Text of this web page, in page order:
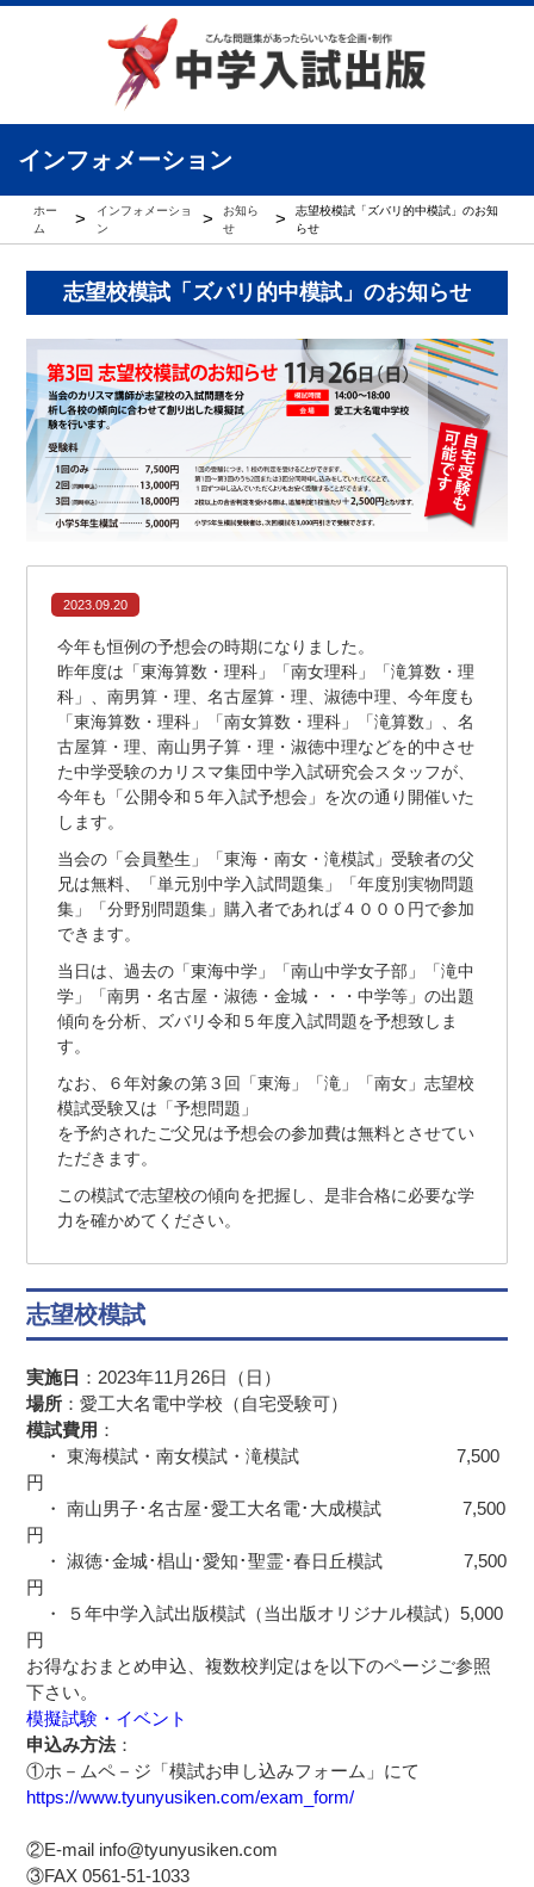
インフォメーション
ホー
ム
>
インフォメーショ
ン
>
お知ら
せ
>
志望校模試「ズバリ的中模試」のお知
らせ
志望校模試「ズバリ的中模試」のお知らせ
2023.09.20
今年も恒例の予想会の時期になりました。
昨年度は「東海算数・理科」「南女理科」「滝算数・理
科」、南男算・理、名古屋算・理、淑徳中理、今年度も
「東海算数・理科」「南女算数・理科」「滝算数」、名
古屋算・理、南山男子算・理・淑徳中理などを的中させ
た中学受験のカリスマ集団中学入試研究会スタッフが、
今年も「公開令和５年入試予想会」を次の通り開催いた
します。
当会の「会員塾生」「東海・南女・滝模試」受験者の父
兄は無料、「単元別中学入試問題集」「年度別実物問題
集」「分野別問題集」購入者であれば４０００円で参加
できます。
当日は、過去の「東海中学」「南山中学女子部」「滝中
学」「南男・名古屋・淑徳・金城・・・中学等」の出題
傾向を分析、ズバリ令和５年度入試問題を予想致しま
す。
なお、６年対象の第３回「東海」「滝」「南女」志望校
模試受験又は「予想問題」
を予約されたご父兄は予想会の参加費は無料とさせてい
ただきます。
この模試で志望校の傾向を把握し、是非合格に必要な学
力を確かめてください。
志望校模試
実施日 ：2023年11月26日（日）
場所 ：愛工大名電中学校（自宅受験可）
模試費用 ：
・ 東海模試・南女模試・滝模試 7,500
円
・ 南山男子･名古屋･愛工大名電･大成模試 7,500
円
・ 淑徳･金城･椙山･愛知･聖霊･春日丘模試 7,500
円
・ ５年中学入試出版模試（当出版オリジナル模試）5,000
円
お得なおまとめ申込、複数校判定はを以下のページご参照
下さい。
模擬試験・イベント
申込み方法：
①ホ－ムペ－ジ「模試お申し込みフォーム」にて
https://www.tyunyusiken.com/exam_form/
②E-mail info@tyunyusiken.com
③FAX 0561-51-1033